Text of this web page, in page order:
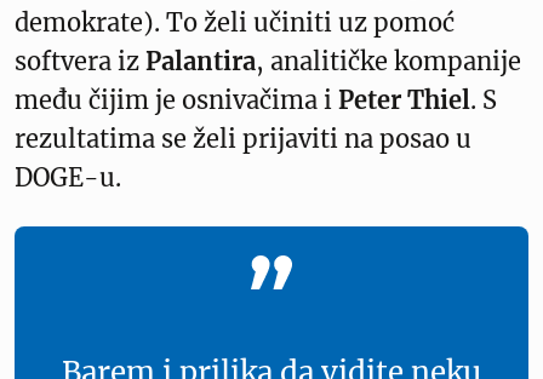
demokrate). To želi učiniti uz pomoć
softvera iz Palantira, analitičke kompanije
među čijim je osnivačima i Peter Thiel. S
rezultatima se želi prijaviti na posao u
DOGE-u.